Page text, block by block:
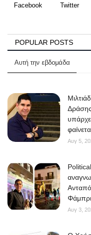
Facebook Twitter
POPULAR POSTS
Αυτή την εβδομάδα
Αυγ 5,
Αυγ 3,